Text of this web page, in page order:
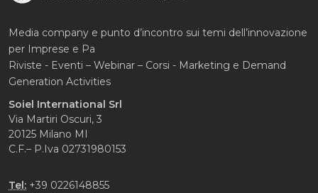
Media company e punto d’incontro sui temi dell’innovazione
per Imprese e Pa
Riviste - Eventi – Webinar – Corsi - Marketing e Demand
Generation Activities
Soiel International Srl
Via Martiri Oscuri, 3
20125 Milano MI
C.F.– P.Iva 02731980153
Tel: +39 0226148855